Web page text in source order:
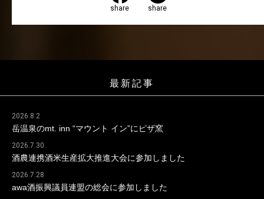
share share
最新記事
2026.8.2
岳温泉のmt. inn “マウント イン”にピザ窯
2026.7.30
酒農連携酒米生産拡大推進大会に参加しました
2026.7.28
awa酒振興議員連盟の総会に参加しました